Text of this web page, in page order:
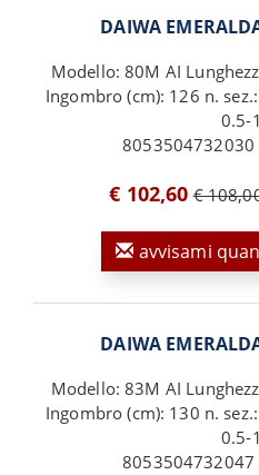
DAIWA
Modello: 80M AI
Ingombro (cm): 126 n.
0.5-
8053504732030
€ 102,60 €
avvisami
DAIWA
Modello: 83M AI
Ingombro (cm): 130 n.
0.5-
8053504732047